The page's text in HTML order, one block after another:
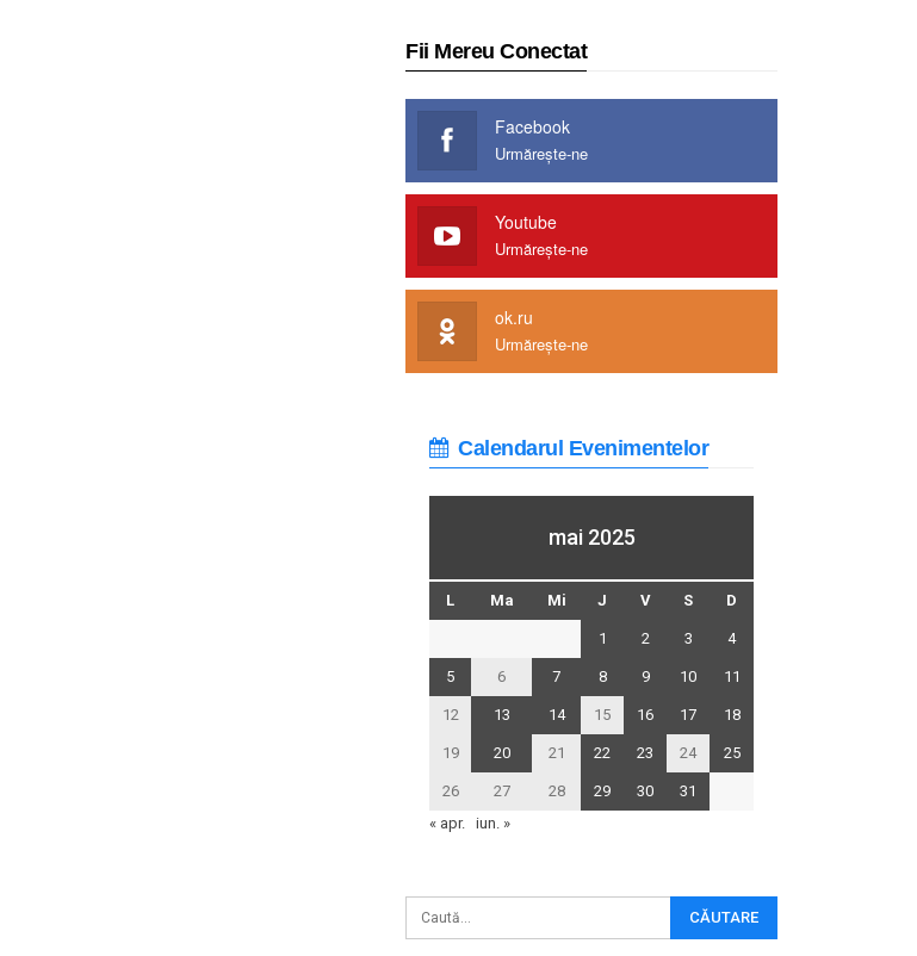
Fii Mereu Conectat
Facebook
Urmărește-ne
Youtube
Urmărește-ne
ok.ru
Urmărește-ne
Calendarul Evenimentelor
mai 2025
L Ma Mi J V S D
1 2 3 4
5 6 7 8 9 10 11
12 13 14 15 16 17 18
19 20 21 22 23 24 25
26 27 28 29 30
31
« apr.
iun. »